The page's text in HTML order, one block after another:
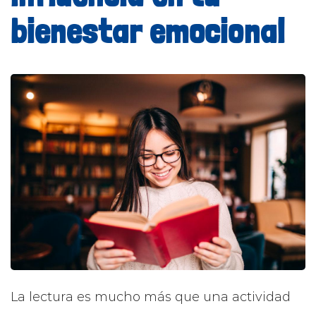
bienestar emocional
La lectura es mucho más que una actividad